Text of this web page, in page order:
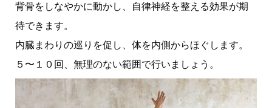
背骨をしなやかに動かし、自律神経を整える効果が期
待できます。
内臓まわりの巡りを促し、体を内側からほぐします。
５〜１０回、無理のない範囲で行いましょう。